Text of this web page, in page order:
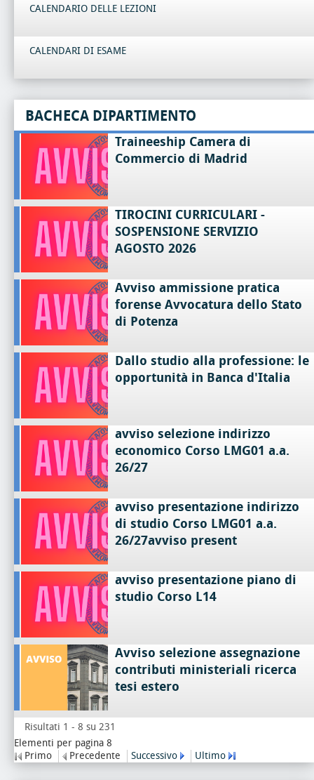
CALENDARIO DELLE LEZIONI
CALENDARI DI ESAME
BACHECA DIPARTIMENTO
Traineeship Camera di
Commercio di Madrid
TIROCINI CURRICULARI -
SOSPENSIONE SERVIZIO
AGOSTO 2026
Avviso ammissione pratica
forense Avvocatura dello Stato
di Potenza
Dallo studio alla professione: le
opportunità in Banca d'Italia
avviso selezione indirizzo
economico Corso LMG01 a.a.
26/27
avviso presentazione indirizzo
di studio Corso LMG01 a.a.
26/27avviso present
avviso presentazione piano di
studio Corso L14
Avviso selezione assegnazione
contributi ministeriali ricerca
tesi estero
Risultati 1 - 8 su 231
Elementi per pagina 8
Primo
Precedente Successivo Ultimo